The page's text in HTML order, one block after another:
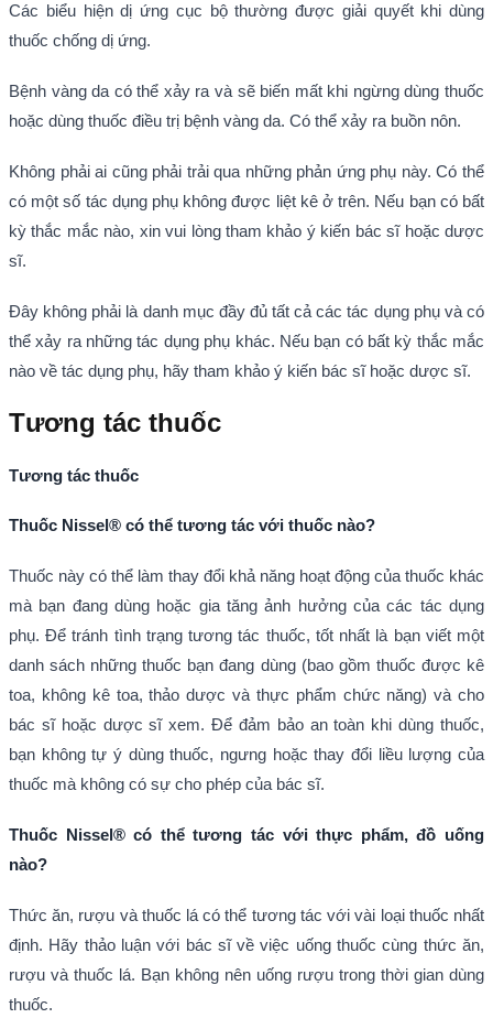
Các biểu hiện dị ứng cục bộ thường được giải quyết khi dùng
thuốc chống dị ứng.
Bệnh vàng da có thể xảy ra và sẽ biến mất khi ngừng dùng thuốc
hoặc dùng thuốc điều trị bệnh vàng da. Có thể xảy ra buồn nôn.
Không phải ai cũng phải trải qua những phản ứng phụ này. Có thể
có một số tác dụng phụ không được liệt kê ở trên. Nếu bạn có bất
kỳ thắc mắc nào, xin vui lòng tham khảo ý kiến bác sĩ hoặc dược
sĩ.
Đây không phải là danh mục đầy đủ tất cả các tác dụng phụ và có
thể xảy ra những tác dụng phụ khác. Nếu bạn có bất kỳ thắc mắc
nào về tác dụng phụ, hãy tham khảo ý kiến bác sĩ hoặc dược sĩ.
Tương tác thuốc
Tương tác thuốc
Thuốc Nissel® có thể tương tác với thuốc nào?
Thuốc này có thể làm thay đổi khả năng hoạt động của thuốc khác
mà bạn đang dùng hoặc gia tăng ảnh hưởng của các tác dụng
phụ. Để tránh tình trạng tương tác thuốc, tốt nhất là bạn viết một
danh sách những thuốc bạn đang dùng (bao gồm thuốc được kê
toa, không kê toa, thảo dược và thực phẩm chức năng) và cho
bác sĩ hoặc dược sĩ xem. Để đảm bảo an toàn khi dùng thuốc,
bạn không tự ý dùng thuốc, ngưng hoặc thay đổi liều lượng của
thuốc mà không có sự cho phép của bác sĩ.
Thuốc Nissel® có thể tương tác với thực phẩm, đồ uống
nào?
Thức ăn, rượu và thuốc lá có thể tương tác với vài loại thuốc nhất
định. Hãy thảo luận với bác sĩ về việc uống thuốc cùng thức ăn,
rượu và thuốc lá. Bạn không nên uống rượu trong thời gian dùng
thuốc.